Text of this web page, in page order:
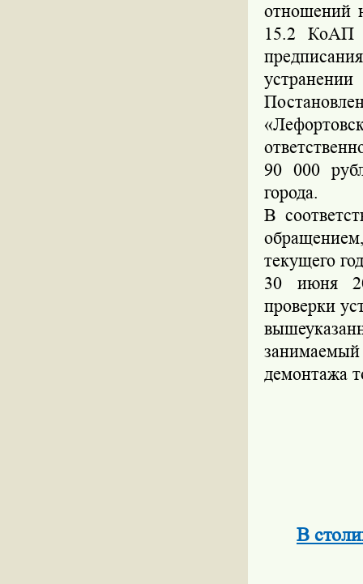
отношений
15.2 КоАП
90 000
города.
В
текущего
30 июня
проверки
демонтажа
В